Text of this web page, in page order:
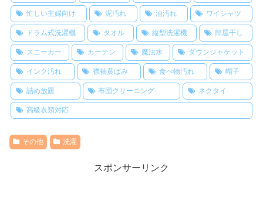
忙しい主婦向け 泥汚れ 油汚れ ワイシャツ
ドラム式洗濯機 タオル 縦型洗濯機 部屋干し
スニーカー カーテン 魔法水 ダウンジャケット
インク汚れ 襟袖黄ばみ 食べ物汚れ 帽子
詰め放題 布団クリーニング ネクタイ
高級衣類対応
その他 洗濯
スポンサーリンク